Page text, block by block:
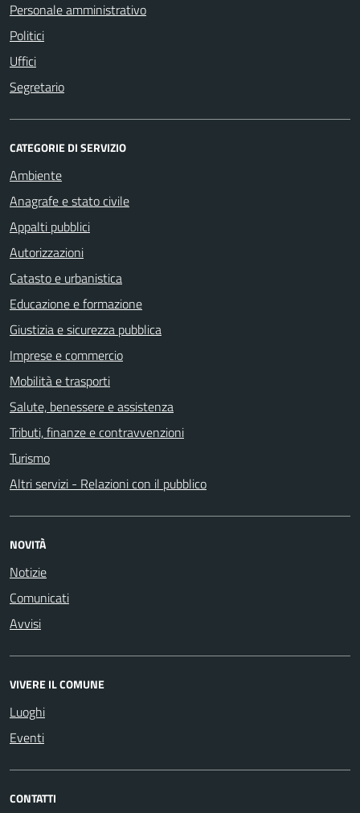
Personale amministrativo
Politici
Uffici
Segretario
CATEGORIE DI SERVIZIO
Ambiente
Anagrafe e stato civile
Appalti pubblici
Autorizzazioni
Catasto e urbanistica
Educazione e formazione
Giustizia e sicurezza pubblica
Imprese e commercio
Mobilità e trasporti
Salute, benessere e assistenza
Tributi, finanze e contravvenzioni
Turismo
Altri servizi - Relazioni con il pubblico
NOVITÀ
Notizie
Comunicati
Avvisi
VIVERE IL COMUNE
Luoghi
Eventi
CONTATTI